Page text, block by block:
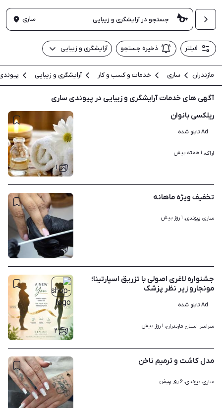
ساری
فیلتر ذخیره جستجو آرایشگری و زیبایی
مازندران ساری خدمات و کسب و کار آرایشگری و زیبایی
آگهی های خدمات آرایشگری و زیبایی در پیوندی ساری
۱
ریلکسی بانوان
Ad تابلو شده
اراک، ۱ هفته پیش
۶
تخفیف ویژه ماهانه
ساری، پیوندی، ۱ روز پیش
۲
جشنواره لاغری اصولی با تزریق اسپارتینا؛
مونجارو زیر نظر پزشک
Ad تابلو شده
سراسر استان مازندران، ۱ روز پیش
مدل کاشت و ترمیم ناخن
ساری، پیوندی، ۶ روز پیش